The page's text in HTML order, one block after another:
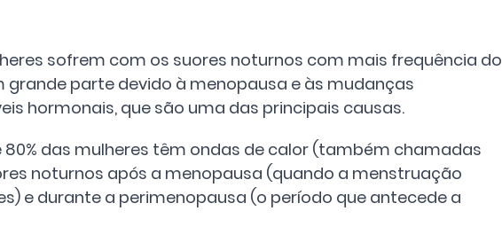
sofrem com os suores noturnos com mais frequência do
grande parte devido à menopausa e às mudanças
hormonais, que são uma das principais causas.
das mulheres têm ondas de calor (também chamadas
noturnos após a menopausa (quando a menstruação
e durante a perimenopausa (o período que antecede a